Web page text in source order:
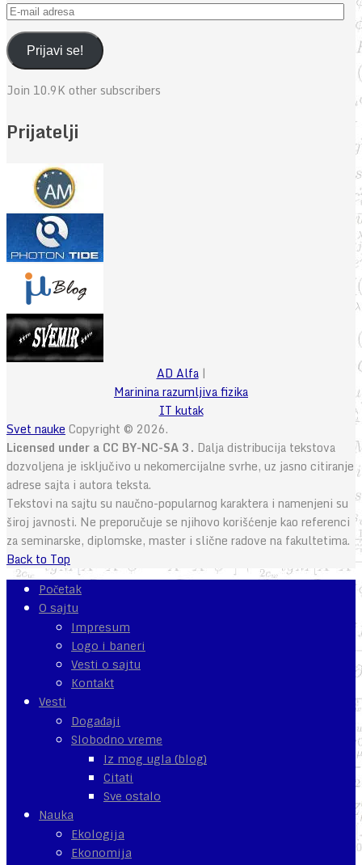
E-
mail
adresaPrijavi se!
Join 10.9K other subscribers
Prijatelji
AD Alfa|
Marinina razumljiva fizika
IT kutak
Svet nauke Copyright © 2026.
Licensed under a CC BY-NC-SA 3. Dalja distribucija tekstova
dozvoljena je isključivo u nekomercijalne svrhe, uz jasno citiranje
adrese sajta i autora teksta.
Tekstovi na sajtu su naučno-popularnog karaktera i namenjeni su
široj javnosti. Ne preporučuje se njihovo korišćenje kao referenci
za seminarske, diplomske, master i slične radove na fakultetima.
Back to Top
Početak
O sajtu
Impresum
Logo i baneri
Vesti o sajtu
Kontakt
Vesti
Događaji
Slobodno vreme
Iz mog ugla (blog)
Citati
Sve ostalo
Nauka
Ekologija
Ekonomija